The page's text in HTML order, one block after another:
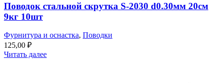
Поводок стальной скрутка S-2030 d0.30мм 20см
9кг 10шт
Фурнитура и оснастка, Поводки
125,00 ₽
Читать далее